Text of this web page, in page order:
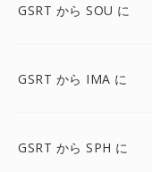
GSRT から SOU に
GSRT から IMA に
GSRT から SPH に